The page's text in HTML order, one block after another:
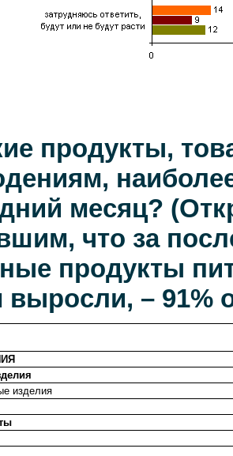
продукты,
месяц?
что за
продукты
выросли, – 91%
изделия